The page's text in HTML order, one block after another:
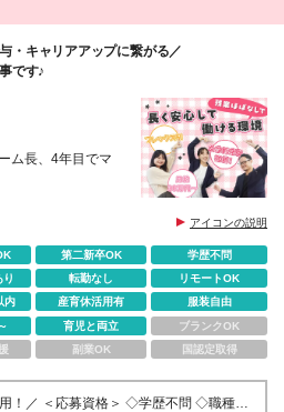
・キャリアアップに繋がる／
です♪
ム長、4年目でマ
企業＆東証プライ
アイコンの説明
第二新卒OK
学歴不問
転勤なし
リモートOK
内 産育休活用有
服装自由
育児と両立
ブランクOK
副業OK 国認定取得
！／ ＜応募資格＞ ◇学歴不問 ◇職種・